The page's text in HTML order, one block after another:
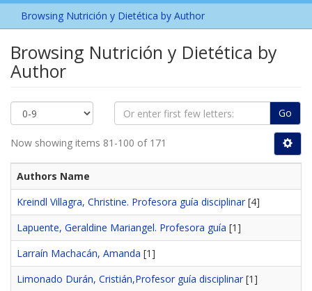
Browsing Nutrición y Dietética by Author
Browsing Nutrición y Dietética by
Author
Go
Now showing items 81-100 of 171
Authors Name
Kreindl Villagra, Christine. Profesora guía disciplinar[4]
Lapuente, Geraldine Mariangel. Profesora guía [1]
Larraín Machacán, Amanda [1]
Limonado Durán, Cristián,Profesor guía disciplinar[1]